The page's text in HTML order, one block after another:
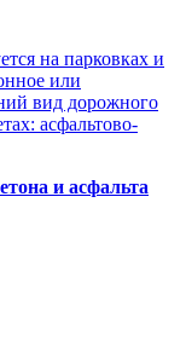
на парковках и
или
вид дорожного
асфальтово-
и асфальта